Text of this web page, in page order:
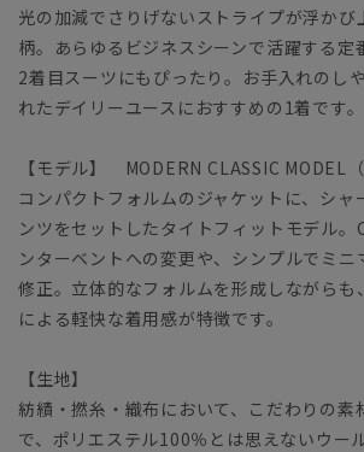
光の加減でさりげないストライプが浮かび
柄。あらゆるビジネスシーンで活躍する定
2着目スーツにもぴったり。お手入れのし
れたデイリーユースにおすすめの1着です。
【モデル】 MODERN CLASSIC MODEL（
コンパクトフォルムのジャケットに、シャ
ンツをセットしたタイトフィットモデル。
ンターベントへの変更や、シンプルでミニ
修正。立体的なフォルムを形成しながらも
による軽快な着用感が特徴です。
【生地】
紡績・撚糸・織布において、こだわりの素
で、ポリエステル100％とは思えないウー